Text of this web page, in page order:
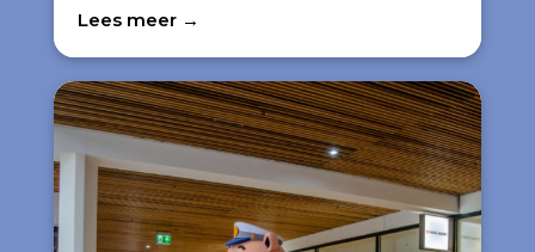
Lees meer →